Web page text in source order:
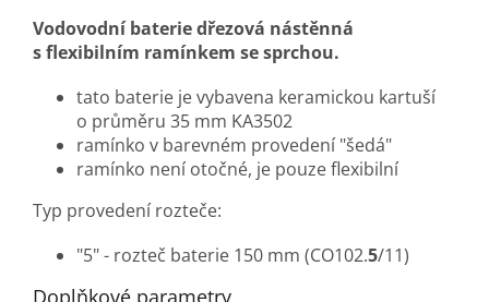
Vodovodní baterie dřezová nástěnná
s flexibilním ramínkem se sprchou.
tato baterie je vybavena keramickou kartuší
o průměru 35 mm KA3502
ramínko v barevném provedení "šedá"
ramínko není otočné, je pouze flexibilní
Typ provedení rozteče:
"5" - rozteč baterie 150 mm (CO102.5/11)
Doplňkové parametry